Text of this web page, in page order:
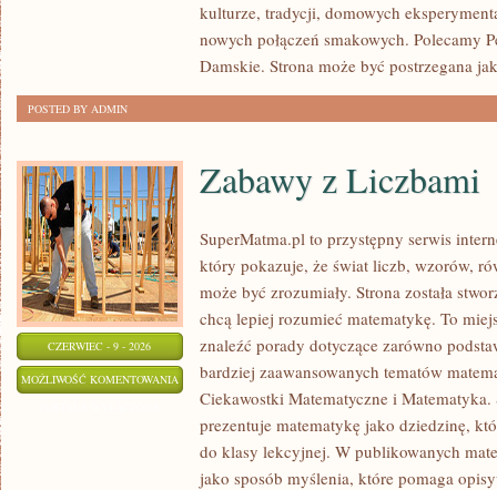
kulturze, tradycji, domowych
nowych połączeń smakowych. Polecamy
Damskie. Strona może być postrzegana
POSTED BY ADMIN
CZERWIEC - 9 - 2026
MOŻLIWOŚĆ KOMENTOWANIA ZABAWY
LICZBAMI
Zabawy z Liczbami
SuperMatma.pl to przystępny serwis
który pokazuje, że świat liczb, wzorów,
może być zrozumiały. Strona została
chcą lepiej rozumieć matematykę. To
znaleźć porady dotyczące zarówno
bardziej zaawansowanych tematów
Ciekawostki Matematyczne i
prezentuje matematykę jako dziedzinę,
do klasy lekcyjnej. W publikowanych
jako sposób myślenia, które pomaga